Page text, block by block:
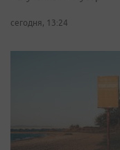
сегодня, 13:24